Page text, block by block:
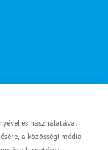
és használatával
a közösségi média